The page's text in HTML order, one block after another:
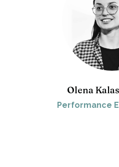
Olena
Performance